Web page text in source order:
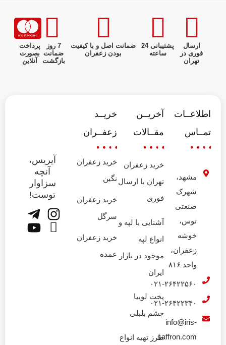
ارسال
فوری در
تهران
پشتیبانی 24
ساعته
ضمانت اصل و با کیفیت
بودن زعفران
7 روز
ضمانت
بازگشت
پرداخت
بصورت
آنلاین
اطلاعــات
تمــاس
مشهد،
شهرک
صنعتی
توس،
خوشه
زعفران،
واحد ۸۱۶
۰۲۱-۲۶۴۲۲۵۶۰
۰۲۱-۲۶۴۲۲۳۴۰
info@iris-
saffron.com
آخریــن
مقــالات
خرید زعفران
تهران با ارسال
فوری
آشنایی با لپه و
انواع لپه
موجود در بازار
ایران
پخت لوبیا
چشم بلبلی
طرز تهیه انواع
خریــد
زعفــران
خرید زعفران
نگین
خرید زعفران
سرگل
خرید زعفران
عمده
آیریس،
آنچه
سزاوار
توست!